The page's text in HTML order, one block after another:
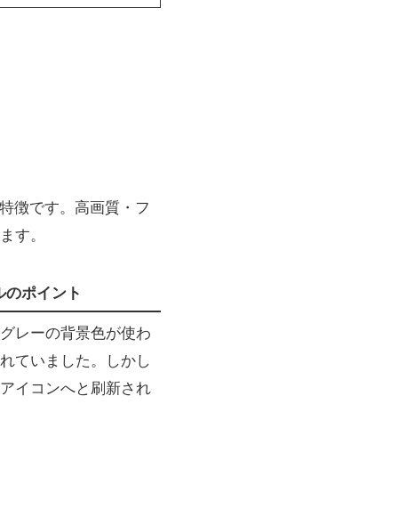
徴です。高画質・フ
す。
ポイント
レーの背景色が使わ
ていました。しかし
イコンへと刷新され